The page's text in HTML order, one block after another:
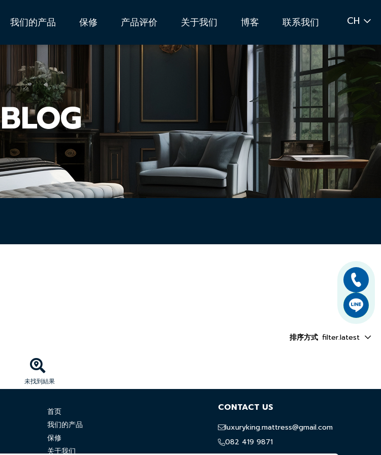
我们的产品 保修 产品评价 关于我们 博客 联系我们 CH
BLOG
排序方式 filter.latest
未找到結果
首页
我们的产品
保修
关于我们
CONTACT US
luxuryking.mattress@gmail.com
082 419 9871